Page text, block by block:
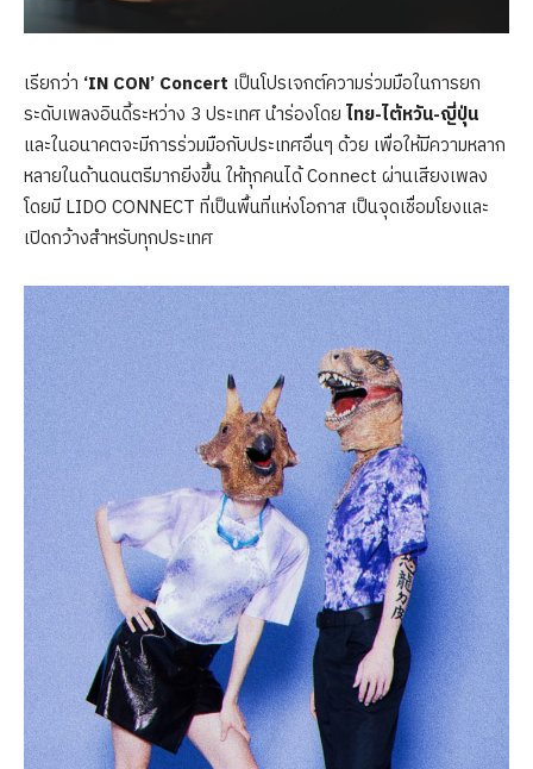
เรียกว่า ‘IN CON’ Concert เป็นโปรเจกต์ความร่วมมือในการยก
ระดับเพลงอินดี้ระหว่าง 3 ประเทศ นำร่องโดย ไทย-ไต้หวัน-ญี่ปุ่น
และในอนาคตจะมีการร่วมมือกับประเทศอื่นๆ ด้วย เพื่อให้มีความหลาก
หลายในด้านดนตรีมากยิ่งขึ้น ให้ทุกคนได้ Connect ผ่านเสียงเพลง
โดยมี LIDO CONNECT ที่เป็นพื้นที่แห่งโอกาส เป็นจุดเชื่อมโยงและ
เปิดกว้างสำหรับทุกประเทศ